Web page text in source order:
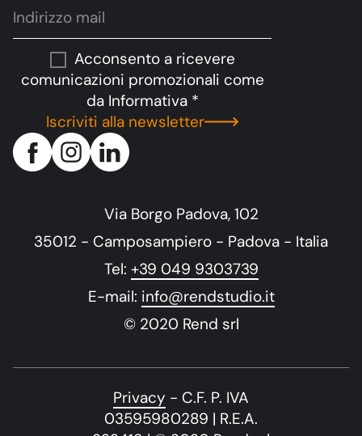
Acconsento a ricevere
comunicazioni promozionali come
da Informativa*
Iscriviti alla newsletter
Via Borgo Padova, 102
35012 - Camposampiero - Padova - Italia
Tel: +39 049 9303739
E-mail: info@rendstudio.it
© 2020 Rend srl
Privacy - C.F. P. IVA
03595980289 | R.E.A.